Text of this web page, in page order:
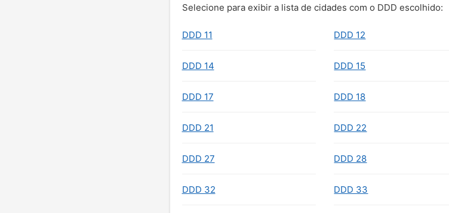
Selecione para exibir a lista de cidades com o DDD escolhido:
DDD 11 DDD 12
DDD 14 DDD 15
DDD 17 DDD 18
DDD 21 DDD 22
DDD 27 DDD 28
DDD 32 DDD 33